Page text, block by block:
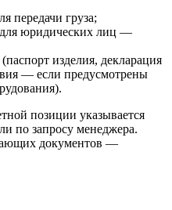
передачи груза;
юридических лиц —
изделия, декларация
— если предусмотрены
позиции указывается
по запросу менеджера.
документов —